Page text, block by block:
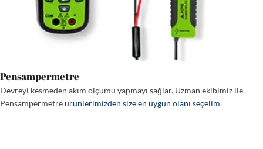
Pensampermetre
Devreyi kesmeden akım ölçümü yapmayı sağlar. Uzman ekibimiz ile
Pensampermetreürünlerimizden size en uygun olanı seçelim.